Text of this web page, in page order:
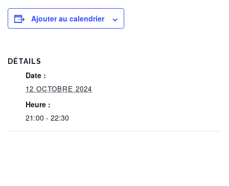
Ajouter au calendrier
DÉTAILS
Date :
12 OCTOBRE 2024
Heure :
21:00 - 22:30